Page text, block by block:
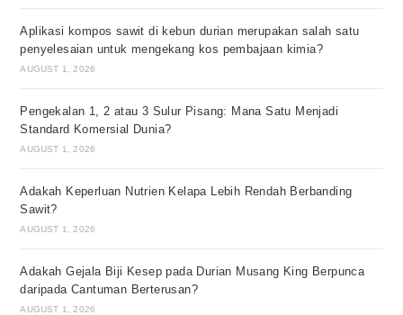
Aplikasi kompos sawit di kebun durian merupakan salah satu
penyelesaian untuk mengekang kos pembajaan kimia?
AUGUST 1, 2026
Pengekalan 1, 2 atau 3 Sulur Pisang: Mana Satu Menjadi
Standard Komersial Dunia?
AUGUST 1, 2026
Adakah Keperluan Nutrien Kelapa Lebih Rendah Berbanding
Sawit?
AUGUST 1, 2026
Adakah Gejala Biji Kesep pada Durian Musang King Berpunca
daripada Cantuman Berterusan?
AUGUST 1, 2026